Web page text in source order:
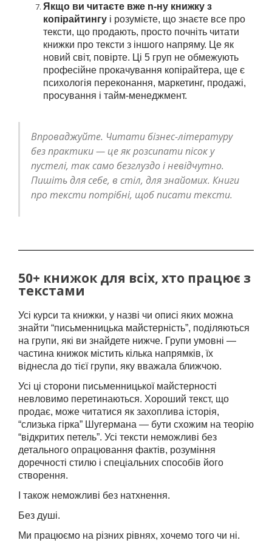
Якщо ви читаєте вже n-ну книжку з
копірайтингуі розумієте, що знаєте все про
тексти, що продають, просто почніть читати
книжки про тексти з іншого напряму. Це як
новий світ, повірте. Ці 5 груп не обмежують
професійне прокачування копірайтера, ще є
психологія переконання, маркетинг, продажі,
просування і тайм-менеджмент.
Впроваджуйте. Читати бізнес-літературу
без практики — це як розсипати пісок у
пустелі, так само безглуздо і невідчутно.
Пишіть для себе, в стіл, для знайомих. Книги
про тексти потрібні, щоб писати тексти.
50+ книжок для всіх, хто працює з
текстами
Усі курси та книжки, у назві чи описі яких можна
знайти “письменницька майстерність”, поділяються
на групи, які ви знайдете нижче. Групи умовні —
частина книжок містить кілька напрямків, їх
віднесла до тієї групи, яку вважала ближчою.
Усі ці сторони письменницької майстерності
невловимо перетинаються. Хороший текст, що
продає, може читатися як захоплива історія,
“слизька гірка” Шугермана — бути схожим на теорію
“відкритих петель”. Усі тексти неможливі без
детального опрацювання фактів, розуміння
доречності стилю і спеціальних способів його
створення.
І також неможливі без натхнення.
Без душі.
Ми працюємо на різних рівнях, хочемо того чи ні.